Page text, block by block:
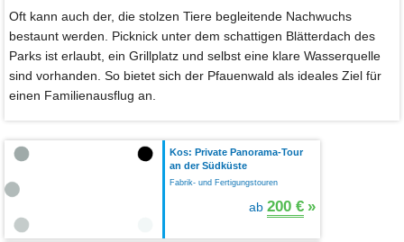
Oft kann auch der, die stolzen Tiere begleitende Nachwuchs
bestaunt werden. Picknick unter dem schattigen Blätterdach des
Parks ist erlaubt, ein Grillplatz und selbst eine klare Wasserquelle
sind vorhanden. So bietet sich der Pfauenwald als ideales Ziel für
einen Familienausflug an.
Kos: Private Panorama-Tour
an der Südküste
Fabrik- und Fertigungstouren
ab 200 € »